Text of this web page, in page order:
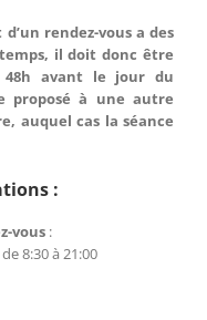
rendez-vous a des
il doit donc être
48h avant le jour du
proposé à une autre
auquel cas la séance
:
vous :
8:30 à 21:00